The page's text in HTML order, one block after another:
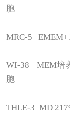
胞
MRC-5
WI-38 MEM培
胞
THLE-3 MD